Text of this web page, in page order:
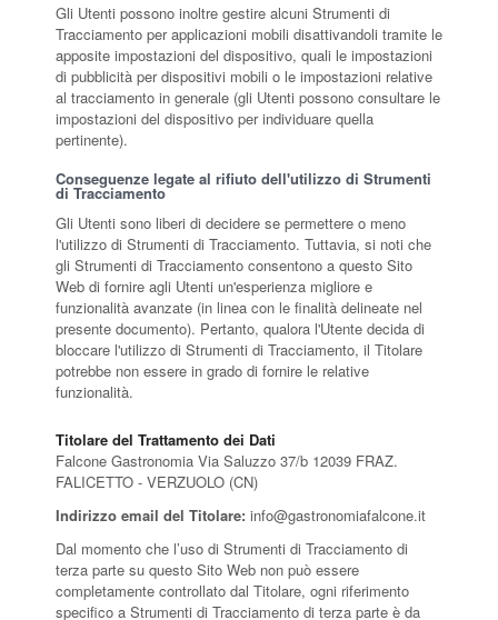
Gli Utenti possono inoltre gestire alcuni Strumenti di
Tracciamento per applicazioni mobili disattivandoli tramite le
apposite impostazioni del dispositivo, quali le impostazioni
di pubblicità per dispositivi mobili o le impostazioni relative
al tracciamento in generale (gli Utenti possono consultare le
impostazioni del dispositivo per individuare quella
pertinente).
Conseguenze legate al rifiuto dell'utilizzo di Strumenti
di Tracciamento
Gli Utenti sono liberi di decidere se permettere o meno
l'utilizzo di Strumenti di Tracciamento. Tuttavia, si noti che
gli Strumenti di Tracciamento consentono a questo Sito
Web di fornire agli Utenti un'esperienza migliore e
funzionalità avanzate (in linea con le finalità delineate nel
presente documento). Pertanto, qualora l'Utente decida di
bloccare l'utilizzo di Strumenti di Tracciamento, il Titolare
potrebbe non essere in grado di fornire le relative
funzionalità.
Titolare del Trattamento dei Dati
Falcone Gastronomia Via Saluzzo 37/b 12039 FRAZ.
FALICETTO - VERZUOLO (CN)
Indirizzo email del Titolare: info@gastronomiafalcone.it
Dal momento che l’uso di Strumenti di Tracciamento di
terza parte su questo Sito Web non può essere
completamente controllato dal Titolare, ogni riferimento
specifico a Strumenti di Tracciamento di terza parte è da